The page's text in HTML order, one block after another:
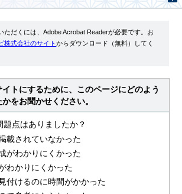
ただくには、Adobe Acrobat Readerが必要です。お
株式会社のサイトからダウンロード（無料）してく
トにするために、このページにどのよう
をお聞かせください。
題点はありましたか？
載されていなかった
がわかりにくかった
わかりにくかった
付けるのに時間がかかった